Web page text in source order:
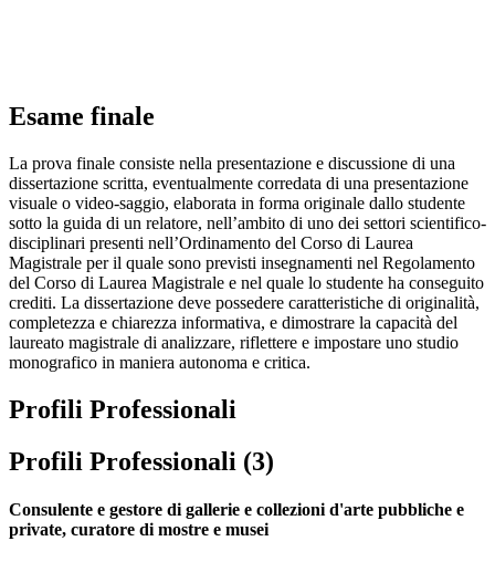
Esame finale
La prova finale consiste nella presentazione e discussione di una
dissertazione scritta, eventualmente corredata di una presentazione
visuale o video-saggio, elaborata in forma originale dallo studente
sotto la guida di un relatore, nell’ambito di uno dei settori scientifico-
disciplinari presenti nell’Ordinamento del Corso di Laurea
Magistrale per il quale sono previsti insegnamenti nel Regolamento
del Corso di Laurea Magistrale e nel quale lo studente ha conseguito
crediti. La dissertazione deve possedere caratteristiche di originalità,
completezza e chiarezza informativa, e dimostrare la capacità del
laureato magistrale di analizzare, riflettere e impostare uno studio
monografico in maniera autonoma e critica.
Profili Professionali
Profili Professionali (3)
Consulente e gestore di gallerie e collezioni d'arte pubbliche e
private, curatore di mostre e musei